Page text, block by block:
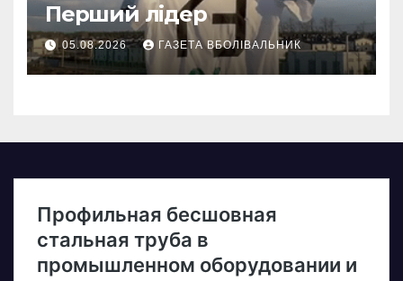
Перший лідер
05.08.2026 ГАЗЕТА ВБОЛІВАЛЬНИК